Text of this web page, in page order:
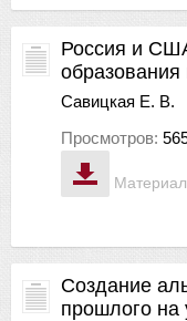
Россия и
Савицкая Е. В.
Просмотров:
Создание
прошлого на